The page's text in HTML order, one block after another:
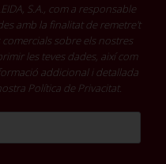
S.A., com a responsable
amb la finalitat de remetre't
sobre els nostres
les teves dades, així com
addicional i detallada
Política de Privacitat.